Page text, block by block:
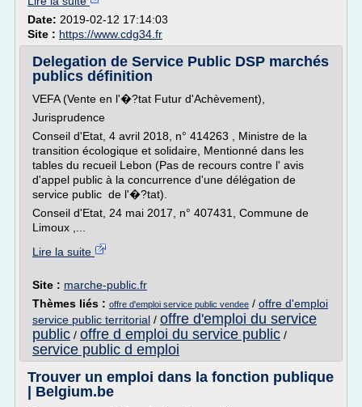
Date: 2019-02-12 17:14:03
Site : https://www.cdg34.fr
Delegation de Service Public DSP marchés
publics définition
VEFA (Vente en l'�?tat Futur d'Achèvement),
Jurisprudence
Conseil d'Etat, 4 avril 2018, n° 414263 , Ministre de la
transition écologique et solidaire, Mentionné dans les
tables du recueil Lebon (Pas de recours contre l' avis
d'appel public à la concurrence d'une délégation de
service public de l'�?tat).
Conseil d'Etat, 24 mai 2017, n° 407431, Commune de
Limoux ,...
Lire la suite
Site : marche-public.fr
Thèmes liés : offre d'emploi service public vendee / offre d'emploi
service public territorial / offre d'emploi du service
public / offre d emploi du service public /
service public d emploi
Trouver un emploi dans la fonction publique
| Belgium.be